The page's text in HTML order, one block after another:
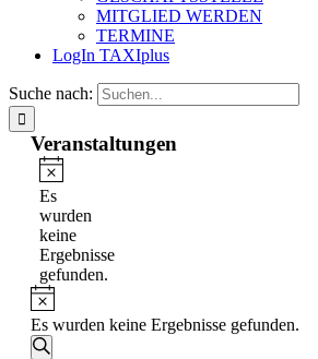
MITGLIED WERDEN
TERMINE
LogIn TAXIplus
Suche nach:
Veranstaltungen
Hinweis
Es
wurden
keine
Ergebnisse
gefunden.
Hinweis
Es wurden keine Ergebnisse gefunden.
Veranstaltungen